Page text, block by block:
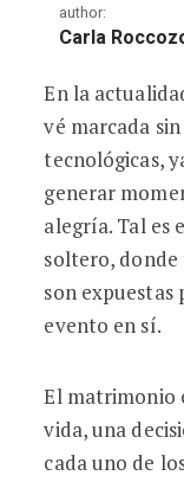
author:
Carla
En la
vé marcada
tecnológicas,
generar
alegría. Tal es
soltero, donde
son
evento en sí.
El matrimonio
vida, una
cada uno de